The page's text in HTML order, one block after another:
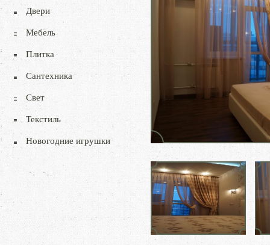
Двери
Мебель
Плитка
Сантехника
Свет
Текстиль
Новогодние игрушки